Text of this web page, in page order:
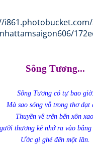
Sông Tương...
Sông Tương có tự bao giờ.
Mà sao sóng vỗ trong thơ dạt
Thuyền về trên bến xôn xao.
thương kẻ nhớ ra vào bâng
Ước gì ghé đến một lần.